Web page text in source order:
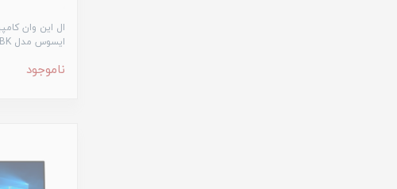
ایسوس مدل Vivo AiO V222FBK
ناموجود